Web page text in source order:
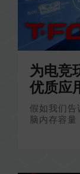
为电竞
优质应
假如我们告
脑内存容